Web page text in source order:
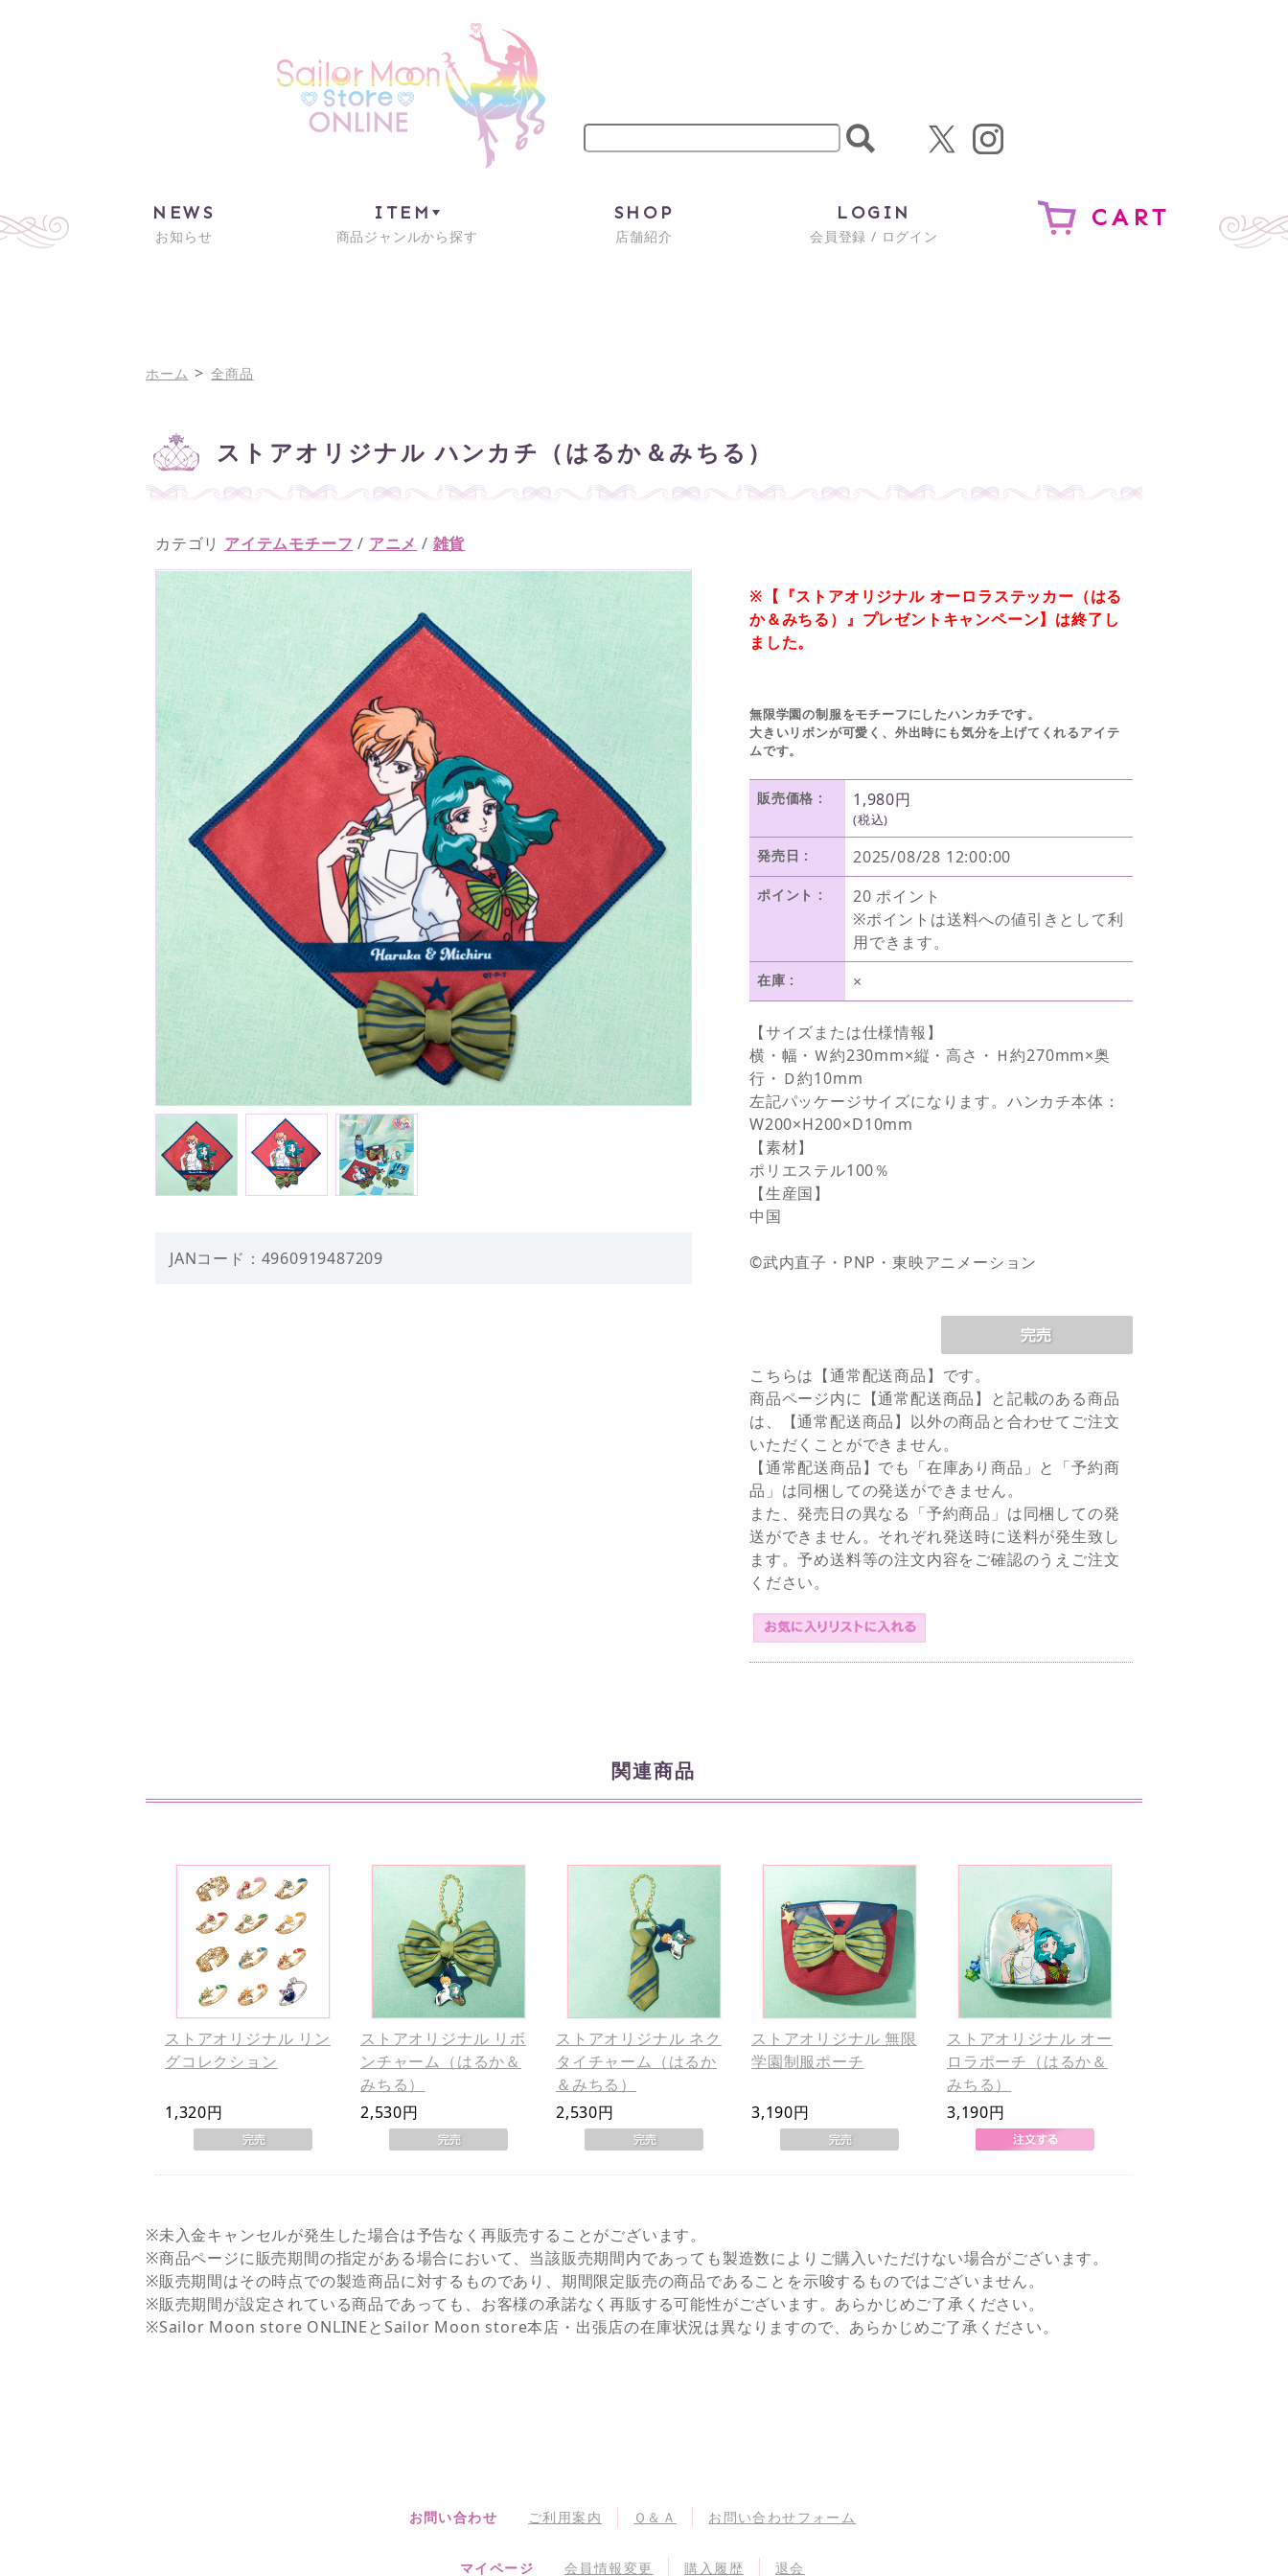
NEWS
お知らせ
ITEM
商品ジャンルから探す
SHOP
店舗紹介
LOGIN
会員登録 / ログイン
CART
ホーム > 全商品
ストアオリジナル ハンカチ（はるか＆みちる）
カテゴリ アイテムモチーフ / アニメ / 雑貨
JANコード：4960919487209
※【『ストアオリジナル オーロラステッカー（はる
か＆みちる）』プレゼントキャンペーン】は終了し
ました。
無限学園の制服をモチーフにしたハンカチです。
大きいリボンが可愛く、外出時にも気分を上げてくれるアイテ
ムです。
販売価格 : 1,980円
(税込)
発売日 : 2025/08/28 12:00:00
ポイント :
20 ポイント
※ポイントは送料への値引きとして利
用できます。
在庫 : ×
【サイズまたは仕様情報】
横・幅・Ｗ約230mm×縦・高さ・Ｈ約270mm×奥
行・Ｄ約10mm
左記パッケージサイズになります。ハンカチ本体：
W200×H200×D10mm
【素材】
ポリエステル100％
【生産国】
中国
©武内直子・PNP・東映アニメーション
こちらは【通常配送商品】です。
商品ページ内に【通常配送商品】と記載のある商品
は、【通常配送商品】以外の商品と合わせてご注文
いただくことができません。
【通常配送商品】でも「在庫あり商品」と「予約商
品」は同梱しての発送ができません。
また、発売日の異なる「予約商品」は同梱しての発
送ができません。それぞれ発送時に送料が発生致し
ます。予め送料等の注文内容をご確認のうえご注文
ください。
関連商品
ストアオリジナル リン
グコレクション
1,320円
ストアオリジナル リボ
ンチャーム（はるか＆
みちる）
2,530円
ストアオリジナル ネク
タイチャーム（はるか
＆みちる）
2,530円
ストアオリジナル 無限
学園制服ポーチ
3,190円
ストアオリジナル オー
ロラポーチ（はるか＆
みちる）
3,190円
※未入金キャンセルが発生した場合は予告なく再販売することがございます。
※商品ページに販売期間の指定がある場合において、当該販売期間内であっても製造数によりご購入いただけない場合がございます。
※販売期間はその時点での製造商品に対するものであり、期間限定販売の商品であることを示唆するものではございません。
※販売期間が設定されている商品であっても、お客様の承諾なく再販する可能性がございます。あらかじめご了承ください。
※Sailor Moon store ONLINEとSailor Moon store本店・出張店の在庫状況は異なりますので、あらかじめご了承ください。
お問い合わせ ご利用案内 Ｑ＆Ａ お問い合わせフォーム
マイページ 会員情報変更 購入履歴 退会